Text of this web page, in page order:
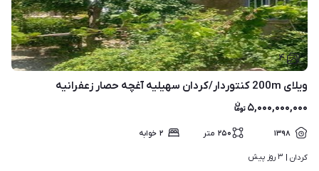
۴
ویلای 200m کنتوردار/کردان سهیلیه آغچه حصار زعفرانیه
۵,۰۰۰,۰۰۰,۰۰۰
۱۳۹۸ ۲۵۰ متر ۲ خوابه
کردان | ۳ روز پیش